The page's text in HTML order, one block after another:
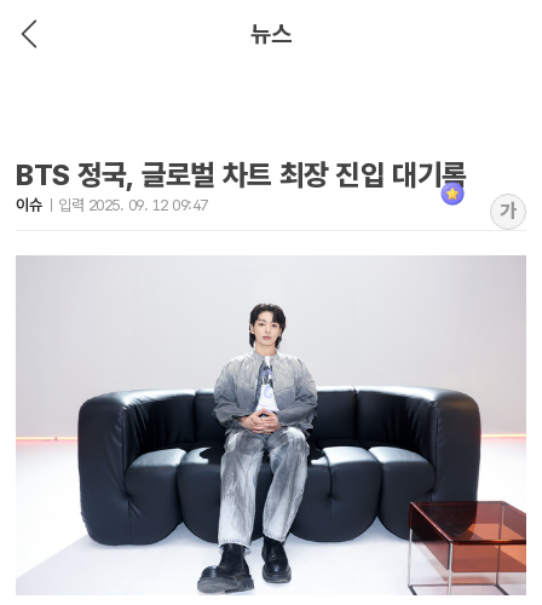
뉴스
BTS 정국, 글로벌 차트 최장 진입 대기록
이슈 입력 2025. 09. 12 09:47 가